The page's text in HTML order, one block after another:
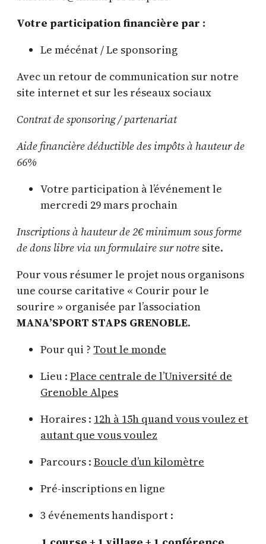
Votre participation financière par :
Le mécénat / Le sponsoring
Avec un retour de communication sur notre
site internet et sur les réseaux sociaux
Contrat de sponsoring / partenariat
Aide financière déductible des impôts à hauteur de
66%
Votre participation à l’événement le
mercredi 29 mars prochain
Inscriptions à hauteur de 2€ minimum sous forme
de dons libre via un formulaire sur notre site.
Pour vous résumer le projet nous organisons
une course caritative « Courir pour le
sourire » organisée par l’association
MANA’SPORT STAPS GRENOBLE.
Pour qui ? Tout le monde
Lieu : Place centrale de l’Université de
Grenoble Alpes
Horaires : 12h à 15h quand vous voulez et
autant que vous voulez
Parcours : Boucle d’un kilomètre
Pré-inscriptions en ligne
3 événements handisport :